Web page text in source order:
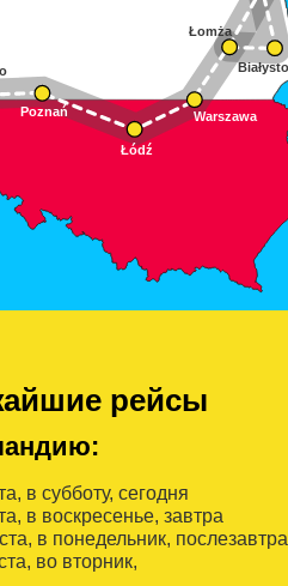
рейсы
в субботу, сегодня
в воскресенье, завтра
в понедельник, послезавтра
во вторник,